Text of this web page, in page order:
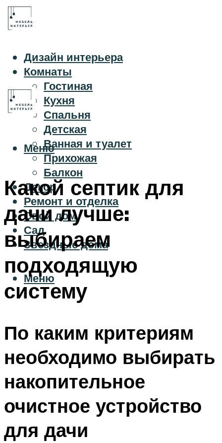
Дизайн интерьера
Комнаты
Гостиная
Кухня
Спальня
Детская
Ванная и туалет
Прихожая
Балкон
Декор
Ремонт и отделка
Свой дом
Сад
Звездные дома
Меню
Меню
Какой септик для
дачи лучше:
выбираем
подходящую
систему
По каким критериям
необходимо выбирать
накопительное
очистное устройство
для дачи